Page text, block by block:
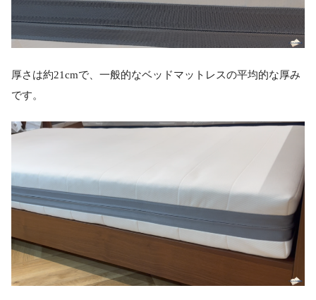
厚さは約21cmで、一般的なベッドマットレスの平均的な厚み
です。